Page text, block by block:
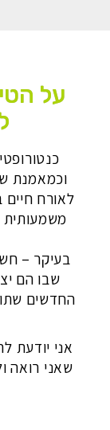
על
וכמאמנת
לאורח
משמעותית
בעיקר –
שבו הם
החדשים
אני יודעת
שאני רואה